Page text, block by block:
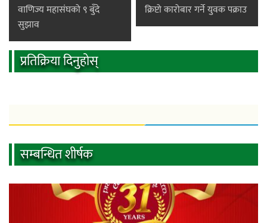
वाणिज्य महासंघको ९ बुँदे
सुझाव
क्रिप्टो कारोबार गर्ने युवक पक्राउ
प्रतिक्रिया दिनुहोस्
सम्बन्धित शीर्षक